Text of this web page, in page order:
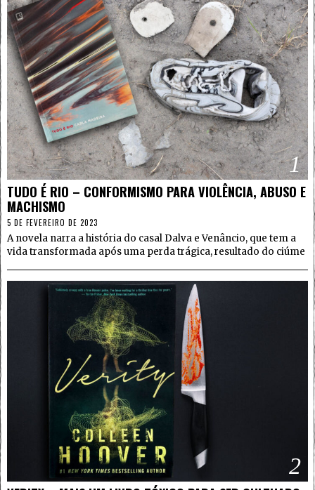
1
TUDO É RIO – CONFORMISMO PARA VIOLÊNCIA, ABUSO E
MACHISMO
5 DE FEVEREIRO DE 2023
A novela narra a história do casal Dalva e Venâncio, que tem a
vida transformada após uma perda trágica, resultado do ciúme
2